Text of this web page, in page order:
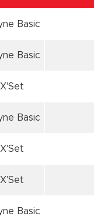
Basic
Basic
Basic
Basic